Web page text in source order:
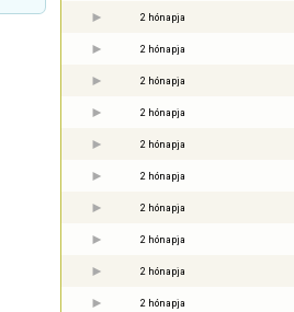
2 hónapja
2 hónapja
2 hónapja
2 hónapja
2 hónapja
2 hónapja
2 hónapja
2 hónapja
2 hónapja
2 hónapja